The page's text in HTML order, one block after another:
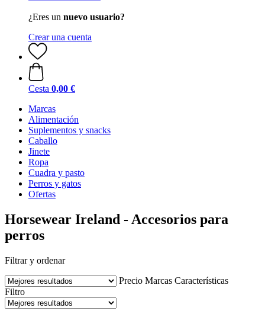
¿Eres un nuevo usuario?
Crear una cuenta
Cesta 0,00 €
Marcas
Alimentación
Suplementos y snacks
Caballo
Jinete
Ropa
Cuadra y pasto
Perros y gatos
Ofertas
Horsewear Ireland - Accesorios para
perros
Filtrar y ordenar
Precio Marcas Características
Filtro